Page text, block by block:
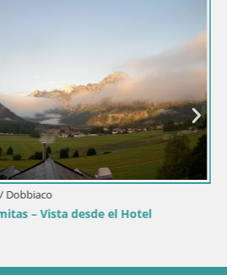
Croacia / Lika-Senj / Senj
Webcam puerto de Senj – Rompeolas y